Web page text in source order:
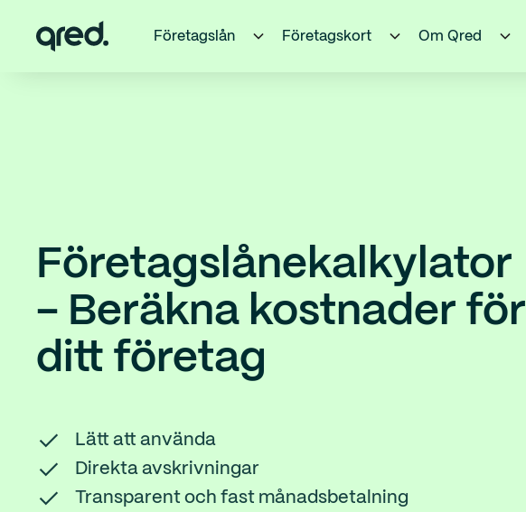
Företagslån Företagskort Om Qred
Företagslånekalkylator
- Beräkna kostnader för
ditt företag
Lätt att använda
Direkta avskrivningar
Transparent och fast månadsbetalning